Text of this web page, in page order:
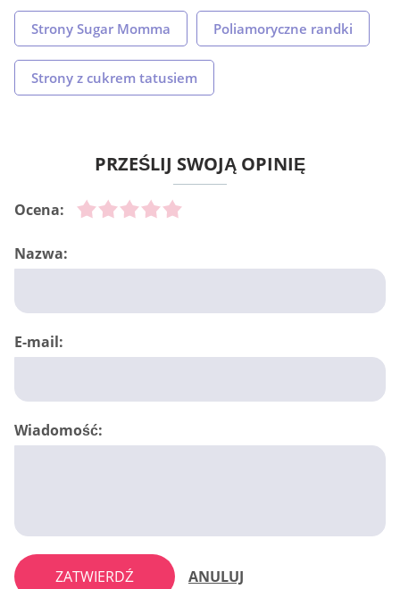
Strony Sugar Momma Poliamoryczne randki
Strony z cukrem tatusiem
PRZEŚLIJ SWOJĄ OPINIĘ
Ocena:
Nazwa:
E-mail:
Wiadomość:
ZATWIERDŹ ANULUJ